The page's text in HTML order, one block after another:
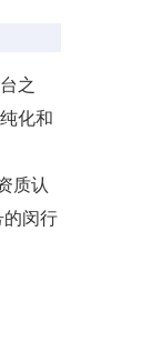
之
化和
质认
的闵行